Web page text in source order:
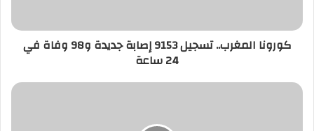
في
كورونا المغرب.. تسجيل 9153 إصابة جديدة و98 وفاة في
24 ساعة‎‎‎‎‎‎‎‎
نعيمة